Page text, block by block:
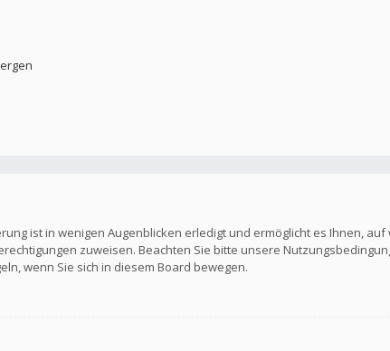
ist in wenigen Augenblicken erledigt und ermöglicht es Ihnen,
zuweisen. Beachten Sie bitte unsere
wenn Sie sich in diesem Board bewegen.